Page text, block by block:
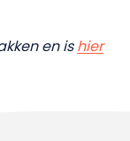
en ishier